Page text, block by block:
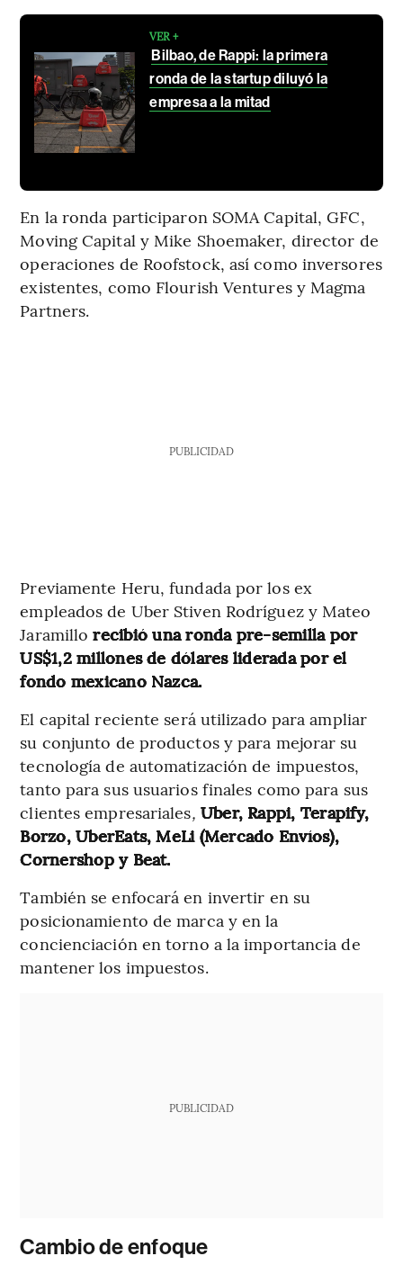
VER +
Bilbao, de Rappi: la primera
ronda de la startup diluyó la
empresa a la mitad
En la ronda participaron SOMA Capital, GFC,
Moving Capital y Mike Shoemaker, director de
operaciones de Roofstock, así como inversores
existentes, como Flourish Ventures y Magma
Partners.
PUBLICIDAD
Previamente Heru, fundada por los ex
empleados de Uber Stiven Rodríguez y Mateo
Jaramillorecibió una ronda pre-semilla por
US$1,2 millones de dólares liderada por el
fondo mexicano Nazca.
El capital reciente será utilizado para ampliar
su conjunto de productos y para mejorar su
tecnología de automatización de impuestos,
tanto para sus usuarios finales como para sus
clientes empresariales, Uber, Rappi, Terapify,
Borzo, UberEats, MeLi (Mercado Envíos),
Cornershop y Beat.
También se enfocará en invertir en su
posicionamiento de marca y en la
concienciación en torno a la importancia de
mantener los impuestos.
PUBLICIDAD
Cambio de enfoque